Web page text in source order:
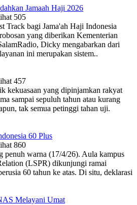
Jamaah Haji 2026
505
bagi Jama'ah Haji Indonesia
yang diberikan Kementerian
Dicky mengabarkan dari
ini merupakan sistem..
457
kekuasaan yang dipinjamkan rakyat
sampai sepuluh tahun atau kurang
tak semua petinggi tahan uji.
60 Plus
860
penuh warna (17/4/26). Aula kampus
(LSPR) dikunjungi ramai
60 tahun ke atas. Di situ, deklarasi
Melayani Umat